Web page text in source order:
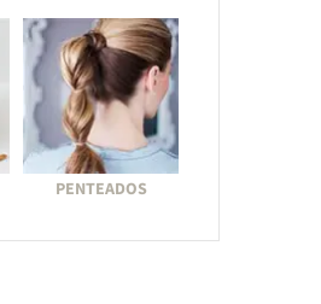
PENTEADOS